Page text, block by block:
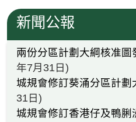
新聞公報
兩份分區計劃大綱核准圖
年7月31日)
城規會修訂葵涌分區計劃
31日)
城規會修訂香港仔及鴨脷